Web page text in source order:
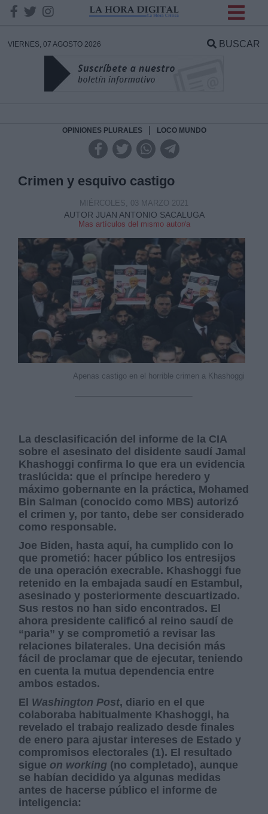
VIERNES, 07 AGOSTO 2026 BUSCAR
OPINIONES PLURALES LOCO MUNDO
Crimen y esquivo castigo
AUTOR JUAN ANTONIO SACALUGA
Mas artículos del mismo autor/a
MIÉRCOLES, 03 MARZO 2021
Apenas castigo en el horrible crimen a Khashoggi
La desclasificación del informe de la CIA
sobre el asesinato del disidente saudí Jamal
Khashoggi confirma lo que era un evidencia
traslúcida: que el príncipe heredero y
máximo gobernante en la práctica, Mohamed
Bin Salman (conocido como MBS) autorizó
el crimen y, por tanto, debe ser considerado
como responsable.
Joe Biden, hasta aquí, ha cumplido con lo
que prometió: hacer público los entresijos
de una operación execrable. Khashoggi fue
retenido en la embajada saudí en Estambul,
asesinado y posteriormente descuartizado.
Sus restos no han sido encontrados. El
ahora presidente calificó al reino saudí de
“paria” y se comprometió a revisar las
relaciones bilaterales. Una decisión más
fácil de proclamar que de ejecutar, teniendo
en cuenta la mutua dependencia entre
ambos estados.
El Washington Post, diario en el que
colaboraba habitualmente Khashoggi, ha
revelado el trabajo realizado desde finales
de enero para ajustar intereses de Estado y
compromisos electorales (1). El resultado
sigue on working (no completado), aunque
se habían decidido ya algunas medidas
antes de hacerse público el informe de
inteligencia:
DATOS
Responsable:
Legitimación:
Destinatarios:
Derechos:
link
Información adicional